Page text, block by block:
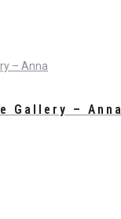
Gallery – Anna